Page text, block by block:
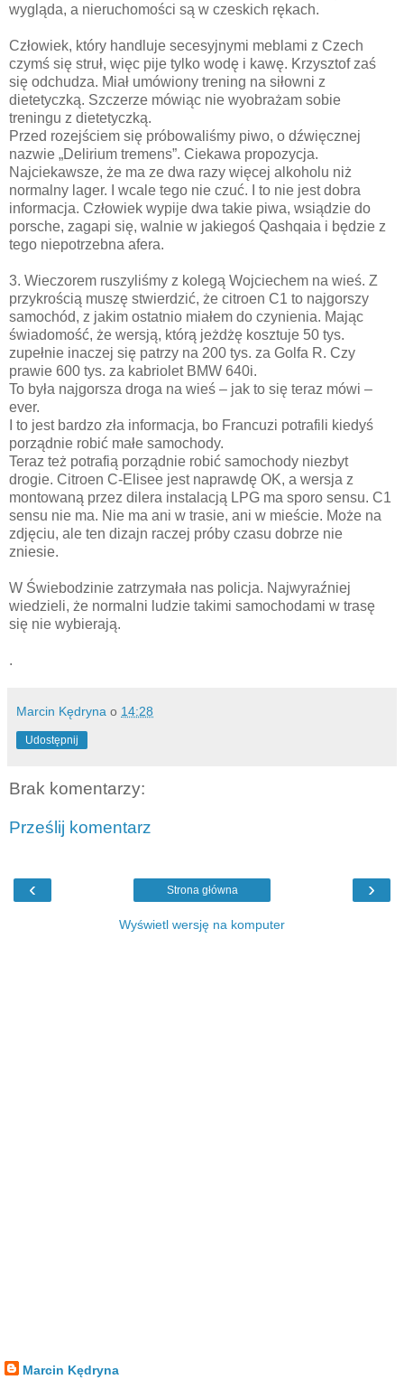
wygląda, a nieruchomości są w czeskich rękach.
Człowiek, który handluje secesyjnymi meblami z Czech
czymś się struł, więc pije tylko wodę i kawę. Krzysztof zaś
się odchudza. Miał umówiony trening na siłowni z
dietetyczką. Szczerze mówiąc nie wyobrażam sobie
treningu z dietetyczką.
Przed rozejściem się próbowaliśmy piwo, o dźwięcznej
nazwie „Delirium tremens”. Ciekawa propozycja.
Najciekawsze, że ma ze dwa razy więcej alkoholu niż
normalny lager. I wcale tego nie czuć. I to nie jest dobra
informacja. Człowiek wypije dwa takie piwa, wsiądzie do
porsche, zagapi się, walnie w jakiegoś Qashqaia i będzie z
tego niepotrzebna afera.
3. Wieczorem ruszyliśmy z kolegą Wojciechem na wieś. Z
przykrością muszę stwierdzić, że citroen C1 to najgorszy
samochód, z jakim ostatnio miałem do czynienia. Mając
świadomość, że wersją, którą jeżdżę kosztuje 50 tys.
zupełnie inaczej się patrzy na 200 tys. za Golfa R. Czy
prawie 600 tys. za kabriolet BMW 640i.
To była najgorsza droga na wieś – jak to się teraz mówi –
ever.
I to jest bardzo zła informacja, bo Francuzi potrafili kiedyś
porządnie robić małe samochody.
Teraz też potrafią porządnie robić samochody niezbyt
drogie. Citroen C-Elisee jest naprawdę OK, a wersja z
montowaną przez dilera instalacją LPG ma sporo sensu. C1
sensu nie ma. Nie ma ani w trasie, ani w mieście. Może na
zdjęciu, ale ten dizajn raczej próby czasu dobrze nie
zniesie.
W Świebodzinie zatrzymała nas policja. Najwyraźniej
wiedzieli, że normalni ludzie takimi samochodami w trasę
się nie wybierają.
.
Marcin Kędryna o 14:28
Udostępnij
Brak komentarzy:
Prześlij komentarz
‹ ›
Strona główna
Wyświetl wersję na komputer
Marcin Kędryna